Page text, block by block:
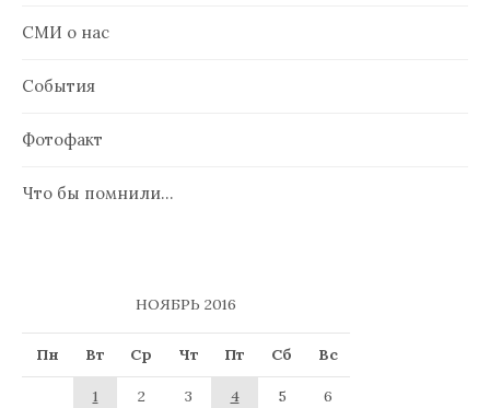
СМИ о нас
События
Фотофакт
Что бы помнили…
НОЯБРЬ 2016
Пн Вт Ср Чт Пт Сб Вс
1 2 3 4 5
6